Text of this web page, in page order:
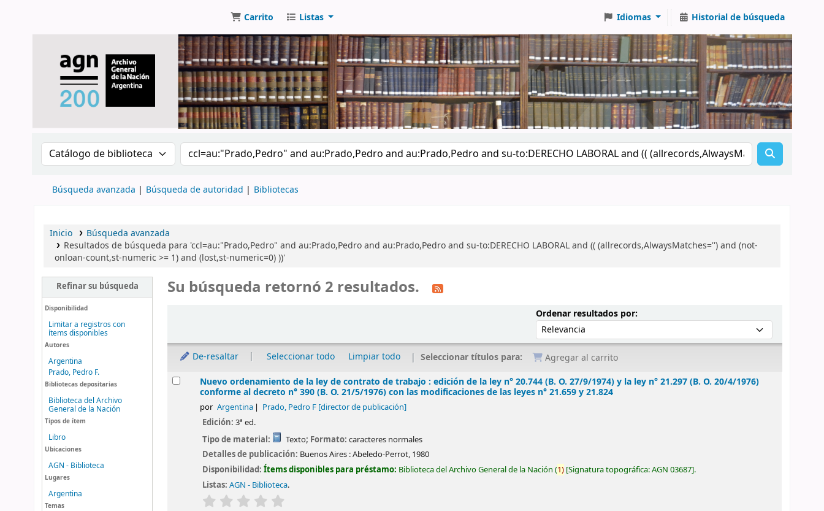
Carrito Listas Idiomas Historial de búsqueda
Buscar en el catálogo por: Buscar en el catálogo
Búsqueda avanzada Búsqueda de autoridad Bibliotecas
Inicio
Búsqueda avanzada
Resultados de búsqueda para 'ccl=au:"Prado,Pedro" and au:Prado,Pedro and au:Prado,Pedro and su-to:DERECHO LABORAL and (( (allrecords,AlwaysMatches='') and (not-
onloan-count,st-numeric >= 1) and (lost,st-numeric=0) ))'
Refinar su búsqueda
Disponibilidad
Limitar a registros con
ítems disponibles
Autores
Argentina
Prado, Pedro F.
Bibliotecas depositarias
Biblioteca del Archivo
General de la Nación
Tipos de ítem
Libro
Ubicaciones
AGN - Biblioteca
Lugares
Argentina
Temas
Su búsqueda retornó 2 resultados.
Ordenar resultados por:Ordenar por:
De-resaltar Seleccionar todo Limpiar todo Seleccionar títulos para:
Agregar al carrito
ResultadosNuevo ordenamiento de la ley de contrato de trabajo : edición de la ley n° 20.744 (B. O. 27/9/1974) y la ley n° 21.297 (B. O. 20/4/1976)
conforme al decreto n° 390 (B. O. 21/5/1976) con las modificaciones de las leyes n° 21.659 y 21.824
por Argentina Prado, Pedro F[director de publicación]
Edición:3ª ed.
Tipo de material:
Texto; Formato: caracteres normales
Detalles de publicación: Buenos Aires :Abeledo-Perrot, 1980
Disponibilidad:Ítems disponibles para préstamo: Biblioteca del Archivo General de la Nación (1) Signatura topográfica:AGN 03687 .
Listas: AGN - Biblioteca.
valoración